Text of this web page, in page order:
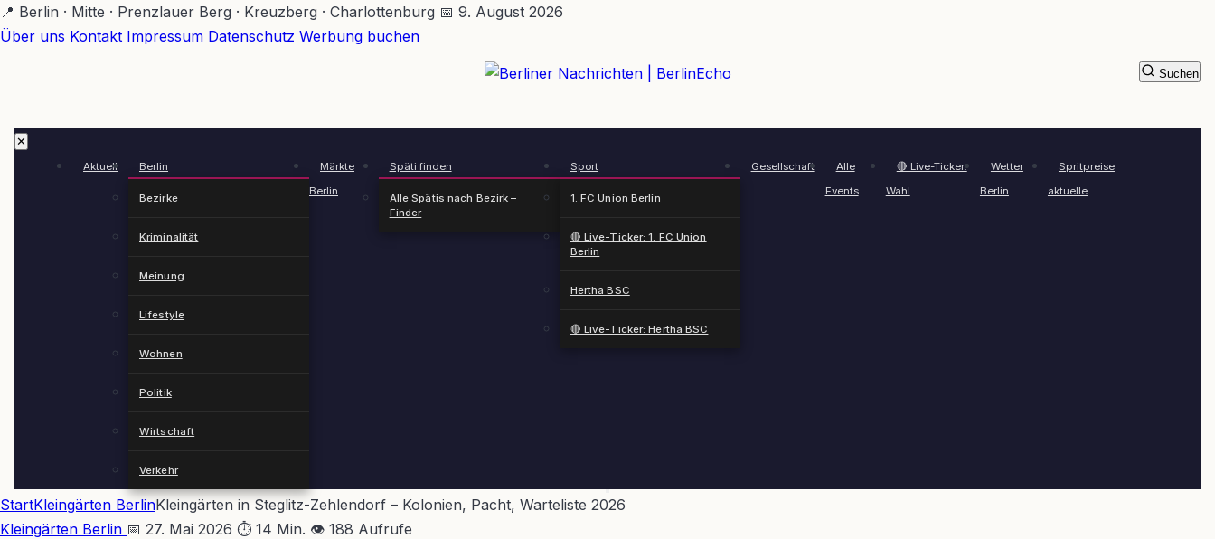
Zum
Hauptinhalt
📍 Berlin · Mitte · Prenzlauer Berg · Kreuzberg · Charlottenburg 📅 9. August 2026
Über uns Kontakt Impressum Datenschutz Werbung buchen
✕
Aktuell Berlin
Bezirke
Kriminalität
Meinung
Lifestyle
Wohnen
Politik
Wirtschaft
Verkehr
Märkte
Berlin
Späti finden
Alle Spätis nach Bezirk –
Finder
Sport
1. FC Union Berlin
🔴 Live-Ticker: 1. FC Union
Berlin
Hertha BSC
🔴 Live-Ticker: Hertha BSC
Gesellschaft
Alle
Events
🔴 Live-Ticker:
Wahl
Wetter
Berlin
Spritpreise
aktuelle
Suchen
StartKleingärten BerlinKleingärten in Steglitz-Zehlendorf – Kolonien, Pacht, Warteliste 2026
Kleingärten Berlin 📅 27. Mai 2026 ⏱ 14 Min. 👁 188 Aufrufe